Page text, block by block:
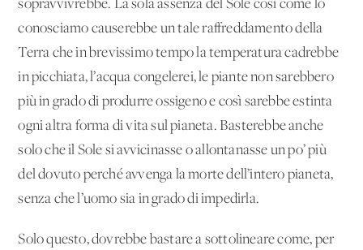
sopravvivrebbe. La sola assenza del Sole così come lo
conosciamo causerebbe un tale raffreddamento della
Terra che in brevissimo tempo la temperatura cadrebbe
in picchiata, l’acqua congelerei, le piante non sarebbero
più in grado di produrre ossigeno e così sarebbe estinta
ogni altra forma di vita sul pianeta. Basterebbe anche
solo che il Sole si avvicinasse o allontanasse un po’ più
del dovuto perché avvenga la morte dell’intero pianeta,
senza che l’uomo sia in grado di impedirla.
Solo questo, dovrebbe bastare a sottolineare come, per